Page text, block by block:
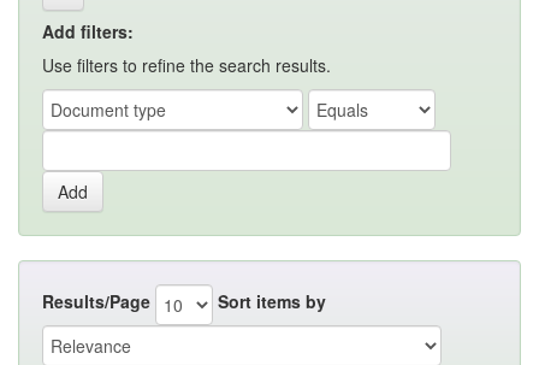
Add filters:
Use filters to refine the search results.
Results/Page Sort items by